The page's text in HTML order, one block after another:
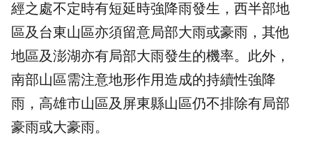
經之處不定時有短延時強降雨發生，西半部地
區及台東山區亦須留意局部大雨或豪雨，其他
地區及澎湖亦有局部大雨發生的機率。此外，
南部山區需注意地形作用造成的持續性強降
雨，高雄市山區及屏東縣山區仍不排除有局部
豪雨或大豪雨。